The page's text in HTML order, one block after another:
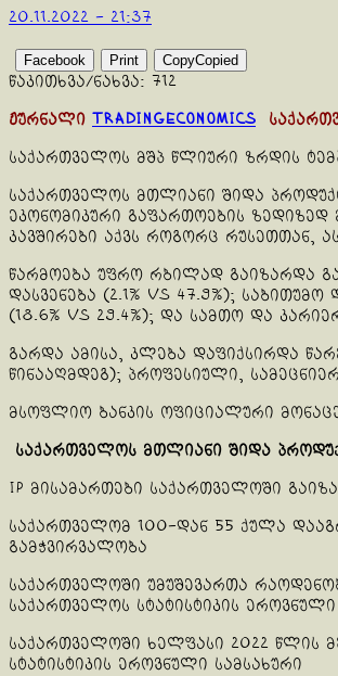
20.11.2022 - 21:37
Facebook Print CopyCopied
წაკითხვა/ნახვა: 712
ჟურნალი Tradingeconomics
საქართველოს მშპ წლიური ზრდის
საქართველოს მთლიანი შიდა
ეკონომიკური გაფართოების ზედიზედ
კავშირები აქვს როგორც რუსეთთან,
წარმოება უფრო რბილად გაიზარდა
დასვენება (2.1% vs 47.9%);
(18.6% vs 29.4%); და სამთო და
გარდა ამისა, კლება დაფიქსირდა
წინააღმდეგ); პროფესიული,
მსოფლიო ბანკის ოფიციალური
საქართველოს მთლიანი შიდა
IP მისამართები საქართველოში
საქართველომ 100-დან 55 ქულა
გამჭვირვალობა
საქართველოში უმუშევართა
საქართველოს სტატისტიკის ეროვნული
საქართველოში ხელფასი 2022 წლის
სტატისტიკის ეროვნული სამსახური